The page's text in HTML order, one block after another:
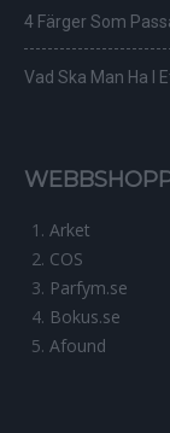
4 Färger Som
Vad Ska Man Ha I
Arket
COS
Parfym.se
Bokus.se
Afound